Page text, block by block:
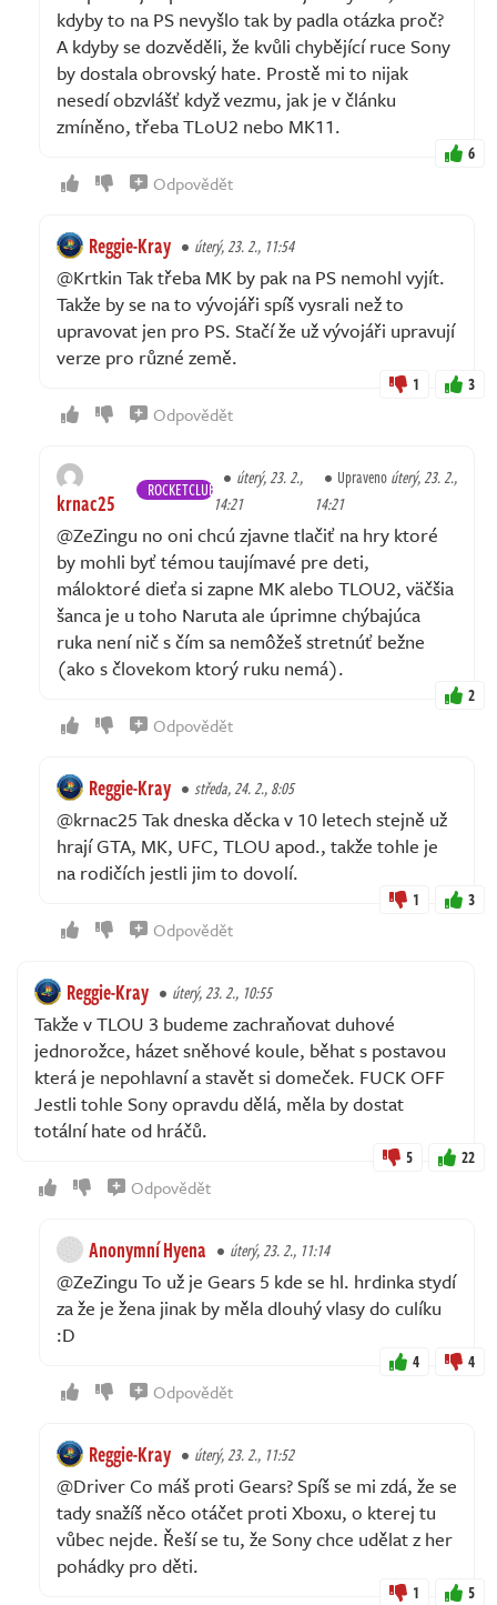
kdyby to na PS nevyšlo tak by padla otázka proč?
A kdyby se dozvěděli, že kvůli chybějící ruce Sony
by dostala obrovský hate. Prostě mi to nijak
nesedí obzvlášť když vezmu, jak je v článku
zmíněno, třeba TLoU2 nebo MK11.
6
Odpovědět
Reggie-Kray úterý, 23. 2., 11:54
@Krtkin Tak třeba MK by pak na PS nemohl vyjít.
Takže by se na to vývojáři spíš vysrali než to
upravovat jen pro PS. Stačí že už vývojáři upravují
verze pro různé země.
1 3
Odpovědět
krnac25 ROCKETCLUB
úterý, 23. 2.,
14:21
Upravenoúterý, 23. 2.,
14:21
@ZeZingu no oni chcú zjavne tlačiť na hry ktoré
by mohli byť témou taujímavé pre deti,
máloktoré dieťa si zapne MK alebo TLOU2, väčšia
šanca je u toho Naruta ale úprimne chýbajúca
ruka není nič s čím sa nemôžeš stretnúť bežne
(ako s človekom ktorý ruku nemá).
2
Odpovědět
Reggie-Kray středa, 24. 2., 8:05
@krnac25 Tak dneska děcka v 10 letech stejně už
hrají GTA, MK, UFC, TLOU apod., takže tohle je
na rodičích jestli jim to dovolí.
1 3
Odpovědět
Reggie-Kray úterý, 23. 2., 10:55
Takže v TLOU 3 budeme zachraňovat duhové
jednorožce, házet sněhové koule, běhat s postavou
která je nepohlavní a stavět si domeček. FUCK OFF
Jestli tohle Sony opravdu dělá, měla by dostat
totální hate od hráčů.
5 22
Odpovědět
Anonymní Hyena úterý, 23. 2., 11:14
@ZeZingu To už je Gears 5 kde se hl. hrdinka stydí
za že je žena jinak by měla dlouhý vlasy do culíku
:D
4 4
Odpovědět
Reggie-Kray úterý, 23. 2., 11:52
@Driver Co máš proti Gears? Spíš se mi zdá, že se
tady snažíš něco otáčet proti Xboxu, o kterej tu
vůbec nejde. Řeší se tu, že Sony chce udělat z her
pohádky pro děti.
1 5